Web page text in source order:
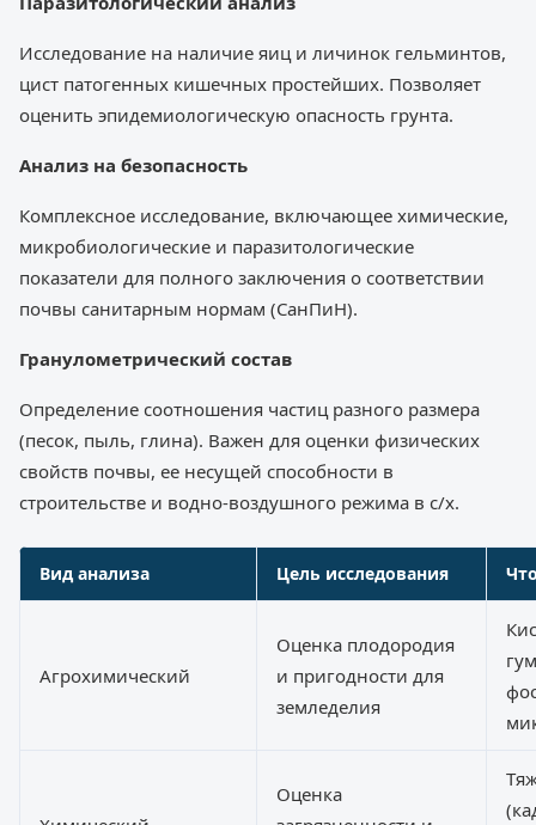
Исследование на наличие яиц и личинок гельминтов,
цист патогенных кишечных простейших. Позволяет
оценить эпидемиологическую опасность грунта.
Анализ на безопасность
Комплексное исследование, включающее химические,
микробиологические и паразитологические
показатели для полного заключения о соответствии
почвы санитарным нормам (СанПиН).
Гранулометрический состав
Определение соотношения частиц разного размера
(песок, пыль, глина). Важен для оценки физических
свойств почвы, ее несущей способности в
строительстве и водно-воздушного режима в с/х.
Вид анализа Цель исследования
Агрохимический
Оценка плодородия
и пригодности для
земледелия
Оценка